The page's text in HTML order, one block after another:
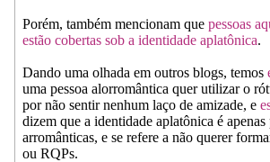
Porém, também mencionam que pessoas
estão cobertas sob a identidade aplatônica.
Dando uma olhada em outros blogs, temos
uma pessoa alorromântica quer utilizar o
por não sentir nenhum laço de amizade, e
dizem que a identidade aplatônica é apenas
arromânticas, e se refere a não querer
ou RQPs.